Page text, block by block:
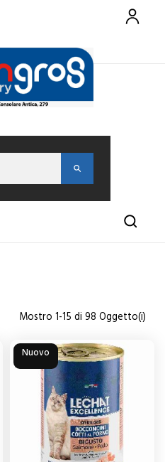
Mostro 1-15 di 98 Oggetto(i)
Nuovo